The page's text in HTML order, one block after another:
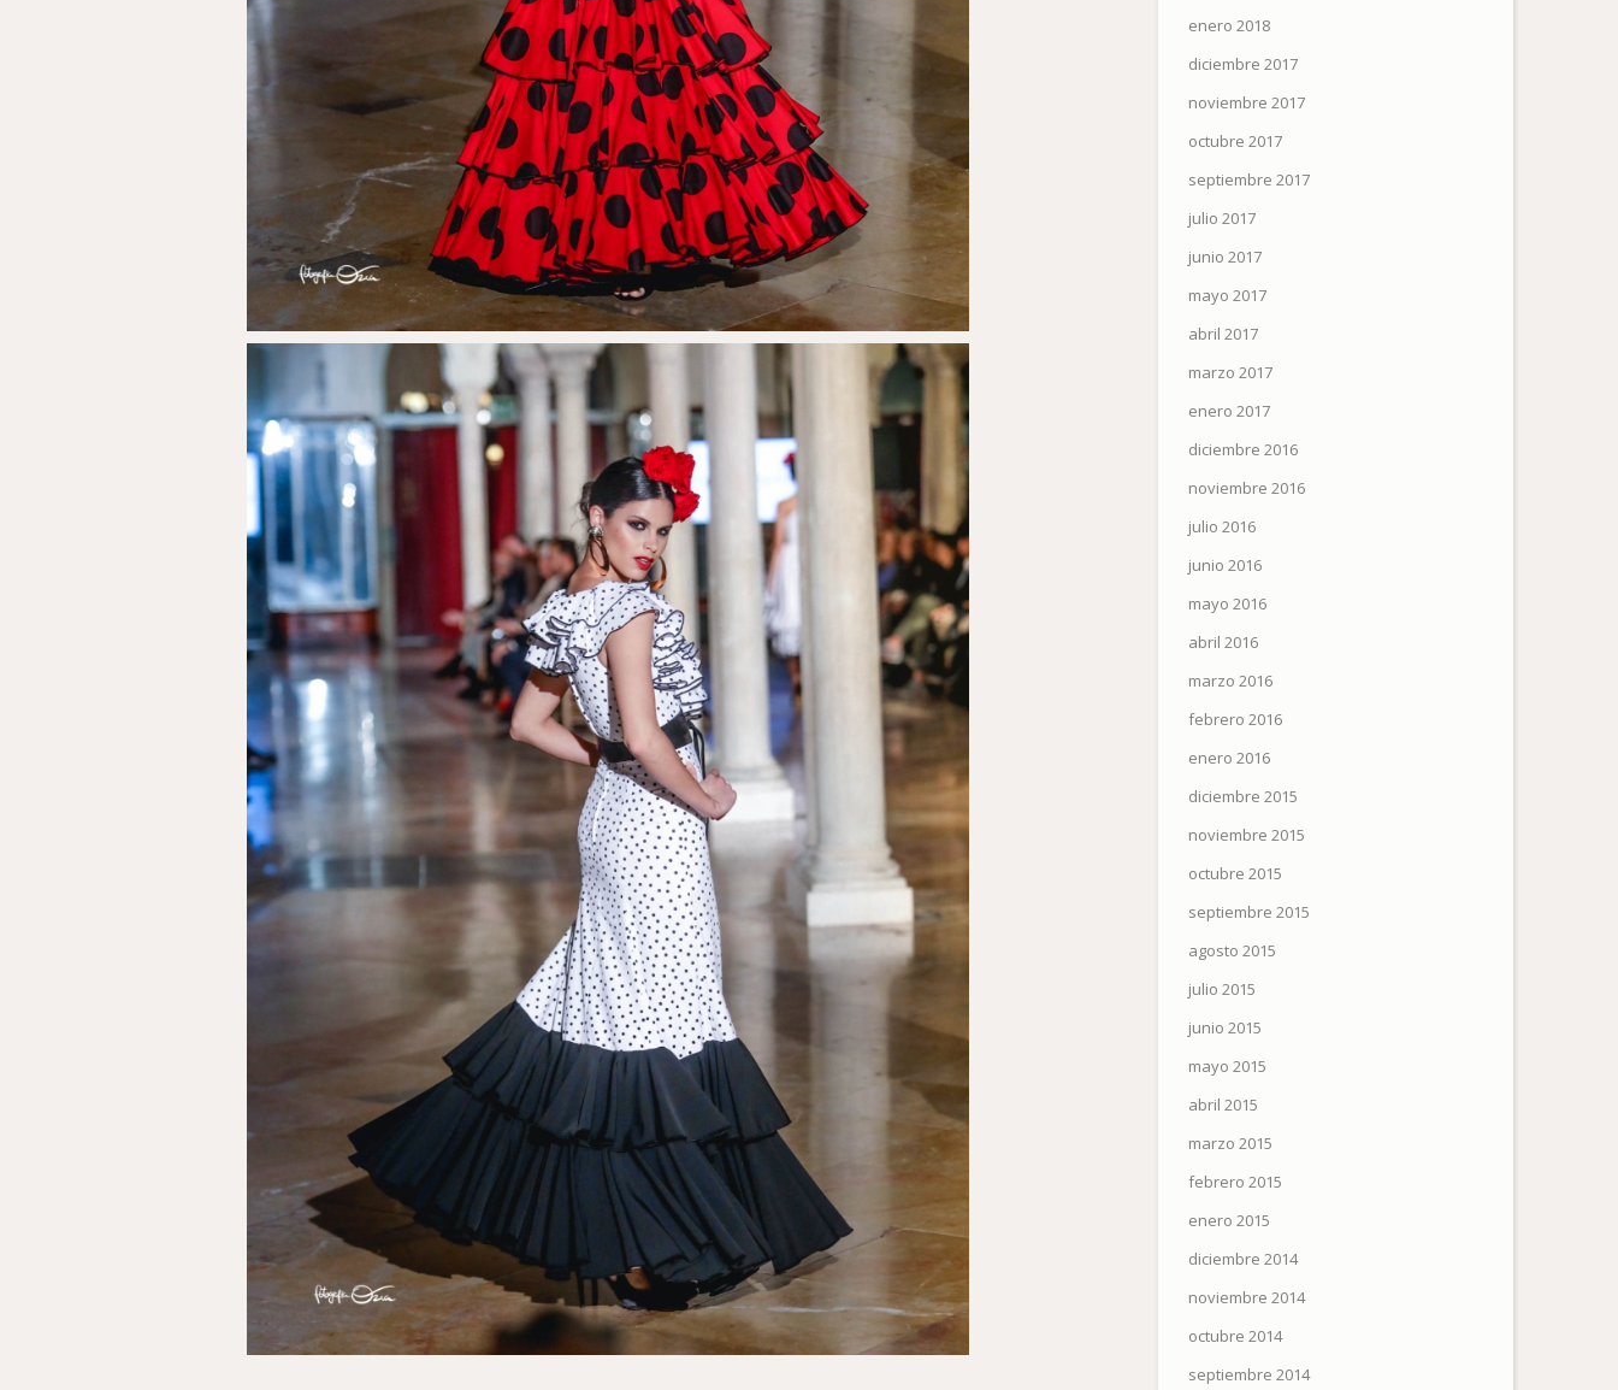
enero 2018
diciembre 2017
noviembre 2017
octubre 2017
septiembre 2017
julio 2017
junio 2017
mayo 2017
abril 2017
marzo 2017
enero 2017
diciembre 2016
noviembre 2016
julio 2016
junio 2016
mayo 2016
abril 2016
marzo 2016
febrero 2016
enero 2016
diciembre 2015
noviembre 2015
octubre 2015
septiembre 2015
agosto 2015
julio 2015
junio 2015
mayo 2015
abril 2015
marzo 2015
febrero 2015
enero 2015
diciembre 2014
noviembre 2014
octubre 2014
septiembre 2014